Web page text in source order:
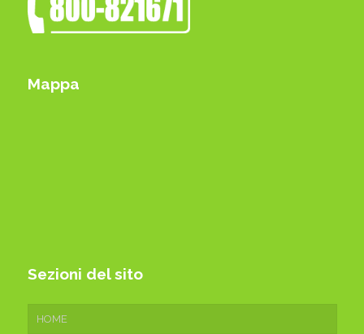
Mappa
Sezioni del sito
HOME